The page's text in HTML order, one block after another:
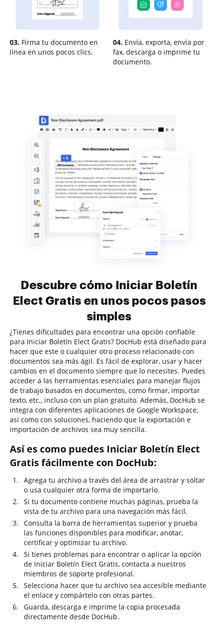
03. Firma tu documento en
línea en unos pocos clics.
04. Envía, exporta, envía por
fax, descarga o imprime tu
documento.
Descubre cómo Iniciar Boletín
Elect Gratis en unos pocos pasos
simples
¿Tienes dificultades para encontrar una opción confiable
para Iniciar Boletín Elect Gratis? DocHub está diseñado para
hacer que este o cualquier otro proceso relacionado con
documentos sea más ágil. Es fácil de explorar, usar y hacer
cambios en el documento siempre que lo necesites. Puedes
acceder a las herramientas esenciales para manejar flujos
de trabajo basados en documentos, como firmar, importar
texto, etc., incluso con un plan gratuito. Además, DocHub se
integra con diferentes aplicaciones de Google Workspace,
así como con soluciones, haciendo que la exportación e
importación de archivos sea muy sencilla.
Así es como puedes Iniciar Boletín Elect
Gratis fácilmente con DocHub:
Agrega tu archivo a través del área de arrastrar y soltar
o usa cualquier otra forma de importarlo.
Si tu documento contiene muchas páginas, prueba la
vista de tu archivo para una navegación más fácil.
Consulta la barra de herramientas superior y prueba
las funciones disponibles para modificar, anotar,
certificar y optimizar tu archivo.
Si tienes problemas para encontrar o aplicar la opción
de Iniciar Boletín Elect Gratis, contacta a nuestros
miembros de soporte profesional.
Selecciona hacer que tu archivo sea accesible mediante
el enlace y compártelo con otras partes.
Guarda, descarga e imprime la copia procesada
directamente desde DocHub.